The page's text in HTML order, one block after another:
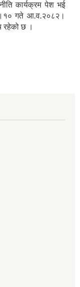
कार्यक्रम पेश भई
गते आ.व.२०८२।
रहेको छ ।